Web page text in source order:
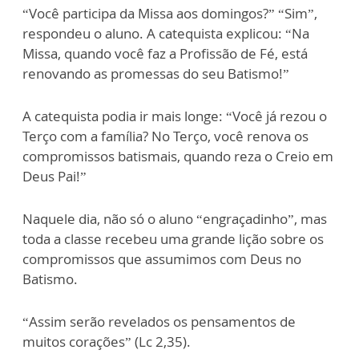
“Você participa da Missa aos domingos?” “Sim”,
respondeu o aluno. A catequista explicou: “Na
Missa, quando você faz a Profissão de Fé, está
renovando as promessas do seu Batismo!”
A catequista podia ir mais longe: “Você já rezou o
Terço com a família? No Terço, você renova os
compromissos batismais, quando reza o Creio em
Deus Pai!”
Naquele dia, não só o aluno “engraçadinho”, mas
toda a classe recebeu uma grande lição sobre os
compromissos que assumimos com Deus no
Batismo.
“Assim serão revelados os pensamentos de
muitos corações” (Lc 2,35).